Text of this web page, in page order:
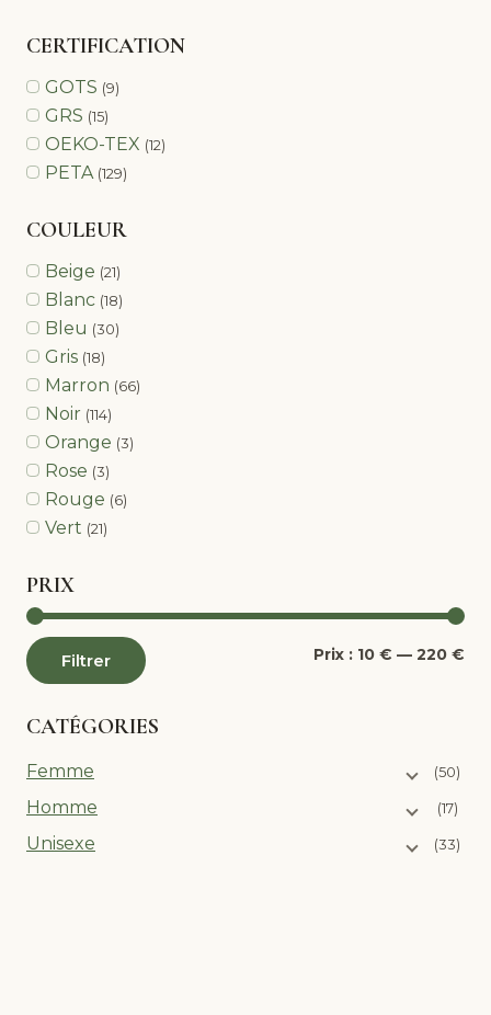
CERTIFICATION
GOTS (9)
GRS (15)
OEKO-TEX (12)
PETA (129)
COULEUR
Beige (21)
Blanc (18)
Bleu (30)
Gris (18)
Marron (66)
Noir (114)
Orange (3)
Rose (3)
Rouge (6)
Vert (21)
PRIX
Filtrer Prix : 10 € — 220 €
CATÉGORIES
Femme (50)
Homme (17)
Unisexe (33)